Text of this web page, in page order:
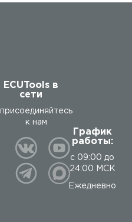
ECUTools в
сети
присоединяйтесь
к нам
График
работы:
с 09:00 до
24:00 МСК
Ежедневно